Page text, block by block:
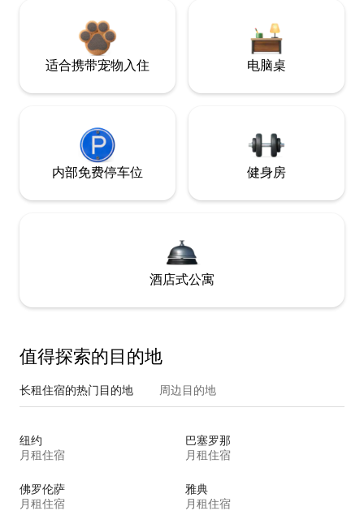
适合携带宠物入住 电脑桌
内部免费停车位 健身房
酒店式公寓
值得探索的目的地
长租住宿的热门目的地 周边目的地
纽约
月租住宿
巴塞罗那
月租住宿
佛罗伦萨
月租住宿
雅典
月租住宿